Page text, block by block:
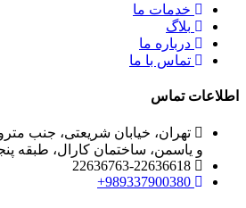
خدمات ما
بلاگ
درباره ما
تماس با ما
اطلاعات تماس
تهران، خیابان شریعتی، جنب
و یاسمن، ساختمان کارال، طبقه
22636763-22636618
989337900380+